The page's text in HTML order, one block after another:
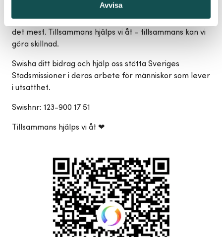
Avvisa
och långsiktigt stöd. Ditt bidrag hjälper dem att skapa
trygghet och en bättre framtid för de som behöver
det mest. Tillsammans hjälps vi åt – tillsammans kan vi
göra skillnad.
Swisha ditt bidrag och hjälp oss stötta Sveriges
Stadsmissioner i deras arbete för människor som lever
i utsatthet.
Swishnr: 123-900 17 51
Tillsammans hjälps vi åt ❤